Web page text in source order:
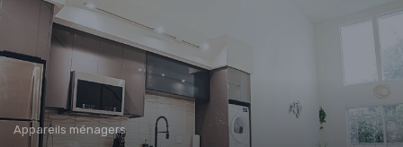
Appareils ménagers